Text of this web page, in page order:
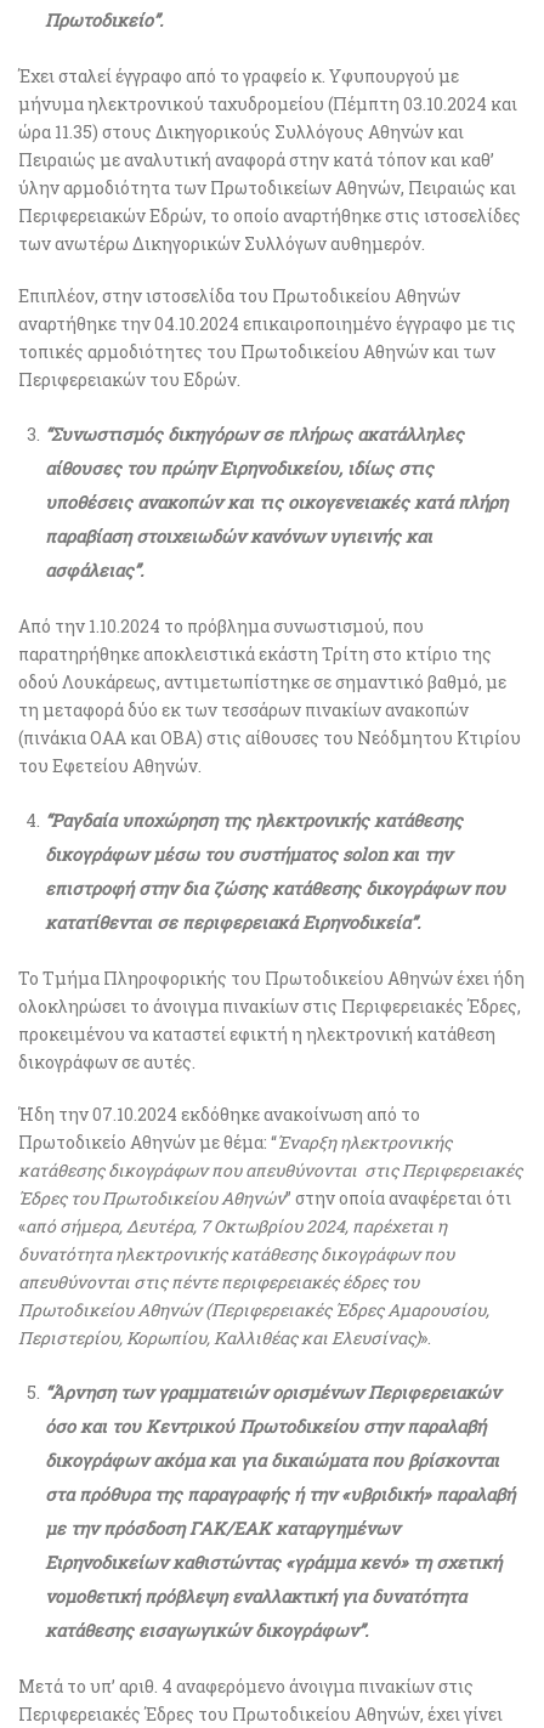
Πρωτοδικείο”.
Έχει σταλεί έγγραφο από το γραφείο κ. Υφυπουργού με
μήνυμα ηλεκτρονικού ταχυδρομείου (Πέμπτη 03.10.2024 και
ώρα 11.35) στους Δικηγορικούς Συλλόγους Αθηνών και
Πειραιώς με αναλυτική αναφορά στην κατά τόπον και καθ’
ύλην αρμοδιότητα των Πρωτοδικείων Αθηνών, Πειραιώς και
Περιφερειακών Εδρών, το οποίο αναρτήθηκε στις ιστοσελίδες
των ανωτέρω Δικηγορικών Συλλόγων αυθημερόν.
Επιπλέον, στην ιστοσελίδα του Πρωτοδικείου Αθηνών
αναρτήθηκε την 04.10.2024 επικαιροποιημένο έγγραφο με τις
τοπικές αρμοδιότητες του Πρωτοδικείου Αθηνών και των
Περιφερειακών του Εδρών.
“Συνωστισμός δικηγόρων σε πλήρως ακατάλληλες
αίθουσες του πρώην Ειρηνοδικείου, ιδίως στις
υποθέσεις ανακοπών και τις οικογενειακές κατά πλήρη
παραβίαση στοιχειωδών κανόνων υγιεινής και
ασφάλειας”.
Από την 1.10.2024 το πρόβλημα συνωστισμού, που
παρατηρήθηκε αποκλειστικά εκάστη Τρίτη στο κτίριο της
οδού Λουκάρεως, αντιμετωπίστηκε σε σημαντικό βαθμό, με
τη μεταφορά δύο εκ των τεσσάρων πινακίων ανακοπών
(πινάκια ΟΑΑ και ΟΒΑ) στις αίθουσες του Νεόδμητου Κτιρίου
του Εφετείου Αθηνών.
“Ραγδαία υποχώρηση της ηλεκτρονικής κατάθεσης
δικογράφων μέσω του συστήματος solon και την
επιστροφή στην δια ζώσης κατάθεσης δικογράφων που
κατατίθενται σε περιφερειακά Ειρηνοδικεία”.
Το Τμήμα Πληροφορικής του Πρωτοδικείου Αθηνών έχει ήδη
ολοκληρώσει το άνοιγμα πινακίων στις Περιφερειακές Έδρες,
προκειμένου να καταστεί εφικτή η ηλεκτρονική κατάθεση
δικογράφων σε αυτές.
Ήδη την 07.10.2024 εκδόθηκε ανακοίνωση από το
Πρωτοδικείο Αθηνών με θέμα: “Έναρξη ηλεκτρονικής
κατάθεσης δικογράφων που απευθύνονται στις Περιφερειακές
Έδρες του Πρωτοδικείου Αθηνών” στην οποία αναφέρεται ότι
«από σήμερα, Δευτέρα, 7 Οκτωβρίου 2024, παρέχεται η
δυνατότητα ηλεκτρονικής κατάθεσης δικογράφων που
απευθύνονται στις πέντε περιφερειακές έδρες του
Πρωτοδικείου Αθηνών (Περιφερειακές Έδρες Αμαρουσίου,
Περιστερίου, Κορωπίου, Καλλιθέας και Ελευσίνας)».
“Άρνηση των γραμματειών ορισμένων Περιφερειακών
όσο και του Κεντρικού Πρωτοδικείου στην παραλαβή
δικογράφων ακόμα και για δικαιώματα που βρίσκονται
στα πρόθυρα της παραγραφής ή την «υβριδική» παραλαβή
με την πρόσδοση ΓΑΚ/ΕΑΚ καταργημένων
Ειρηνοδικείων καθιστώντας «γράμμα κενό» τη σχετική
νομοθετική πρόβλεψη εναλλακτική για δυνατότητα
κατάθεσης εισαγωγικών δικογράφων”.
Μετά το υπ’ αριθ. 4 αναφερόμενο άνοιγμα πινακίων στις
Περιφερειακές Έδρες του Πρωτοδικείου Αθηνών, έχει γίνει